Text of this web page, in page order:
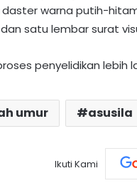
warna putih-
satu lembar surat
penyelidikan lebih
umur asusila
Ikuti Kami